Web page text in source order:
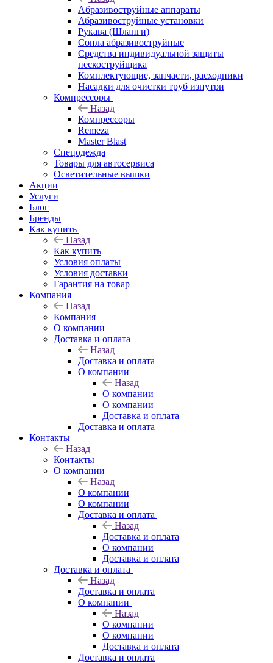
Aбразивоструйные аппараты
Абразивоструйные установки
Рукава (Шланги)
Сопла абразивоструйные
Средства индивидуальной защиты
пескоструйщика
Комплектующие, запчасти, расходники
Насадки для очистки труб изнутри
Компрессоры
Назад
Компрессоры
Remeza
Master Blast
Спецодежда
Товары для автосервиса
Осветительные вышки
Акции
Услуги
Блог
Бренды
Как купить
Назад
Как купить
Условия оплаты
Условия доставки
Гарантия на товар
Компания
Назад
Компания
О компании
Доставка и оплата
Назад
Доставка и оплата
О компании
Назад
О компании
О компании
Доставка и оплата
Доставка и оплата
Контакты
Назад
Контакты
О компании
Назад
О компании
О компании
Доставка и оплата
Назад
Доставка и оплата
О компании
Доставка и оплата
Доставка и оплата
Назад
Доставка и оплата
О компании
Назад
О компании
О компании
Доставка и оплата
Доставка и оплата